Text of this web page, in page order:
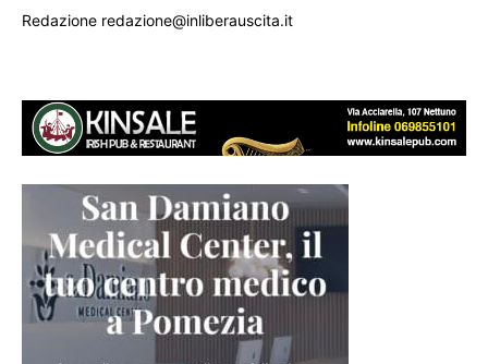
Redazione redazione@inliberauscita.it